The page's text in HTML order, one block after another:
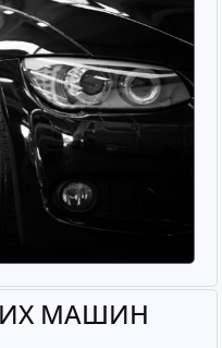
МАШИН